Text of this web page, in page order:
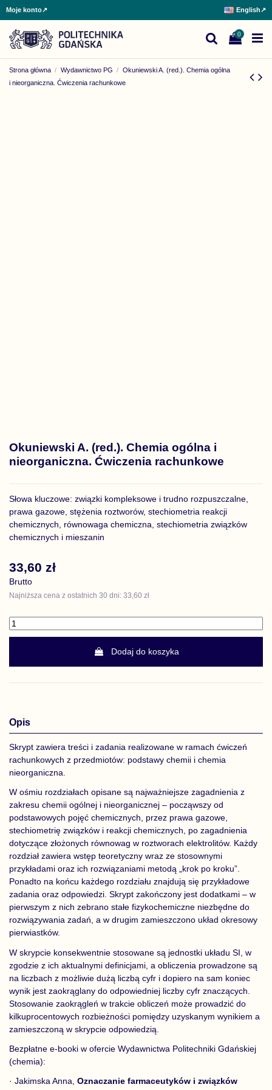
Moje konto↗ English↗
0
Strona główna Wydawnictwo PG
Okuniewski A. (red.). Chemia ogólna
i nieorganiczna. Ćwiczenia rachunkowe
Okuniewski A. (red.). Chemia ogólna i
nieorganiczna. Ćwiczenia rachunkowe
Słowa kluczowe: związki kompleksowe i trudno rozpuszczalne,
prawa gazowe, stężenia roztworów, stechiometria reakcji
chemicznych, równowaga chemiczna, stechiometria związków
chemicznych i mieszanin
33,60 zł
Brutto
Najniższa cena z ostatnich 30 dni: 33,60 zł
Dodaj do koszyka
Opis
Skrypt zawiera treści i zadania realizowane w ramach ćwiczeń
rachunkowych z przedmiotów: podstawy chemii i chemia
nieorganiczna.
W ośmiu rozdziałach opisane są najważniejsze zagadnienia z
zakresu chemii ogólnej i nieorganicznej – począwszy od
podstawowych pojęć chemicznych, przez prawa gazowe,
stechiometrię związków i reakcji chemicznych, po zagadnienia
dotyczące złożonych równowag w roztworach elektrolitów. Każdy
rozdział zawiera wstęp teoretyczny wraz ze stosownymi
przykładami oraz ich rozwiązaniami metodą „krok po kroku”.
Ponadto na końcu każdego rozdziału znajdują się przykładowe
zadania oraz odpowiedzi. Skrypt zakończony jest dodatkami – w
pierwszym z nich zebrano stałe fizykochemiczne niezbędne do
rozwiązywania zadań, a w drugim zamieszczono układ okresowy
pierwiastków.
W skrypcie konsekwentnie stosowane są jednostki układu SI, w
zgodzie z ich aktualnymi definicjami, a obliczenia prowadzone są
na liczbach z możliwie dużą liczbą cyfr i dopiero na sam koniec
wynik jest zaokrąglany do odpowiedniej liczby cyfr znaczących.
Stosowanie zaokrągleń w trakcie obliczeń może prowadzić do
kilkuprocentowych rozbieżności pomiędzy uzyskanym wynikiem a
zamieszczoną w skrypcie odpowiedzią.
Bezpłatne e-booki w ofercie Wydawnictwa Politechniki Gdańskiej
(chemia):
· Jakimska Anna, Oznaczanie farmaceutyków i związków